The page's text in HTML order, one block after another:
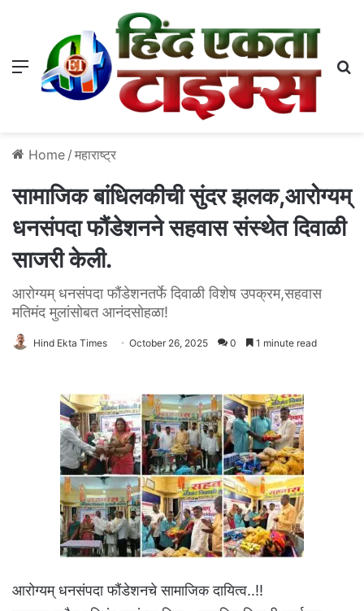
Menu
Home / महाराष्ट्र
सामाजिक बांधिलकीची सुंदर झलक,आरोग्यम्
धनसंपदा फौंडेशनने सहवास संस्थेत दिवाळी
साजरी केली.
आरोग्यम् धनसंपदा फौंडेशनतर्फे दिवाळी विशेष उपक्रम,सहवास
मतिमंद मुलांसोबत आनंदसोहळा!
Hind Ekta Times October 26, 2025 0 1 minute read
आरोग्यम् धनसंपदा फौंडेशनचे सामाजिक दायित्व..!!